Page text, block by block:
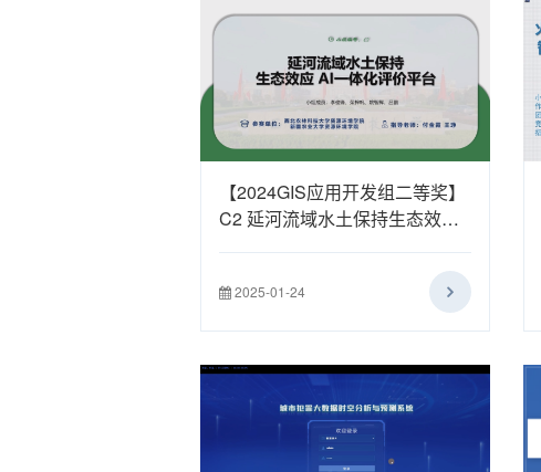
【2024GIS应用开发组二等奖】
C2 延河流域水土保持生态效应
2025-01-24